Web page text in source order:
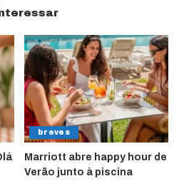
breves
Marriott abre happy hour de
Verão junto à piscina